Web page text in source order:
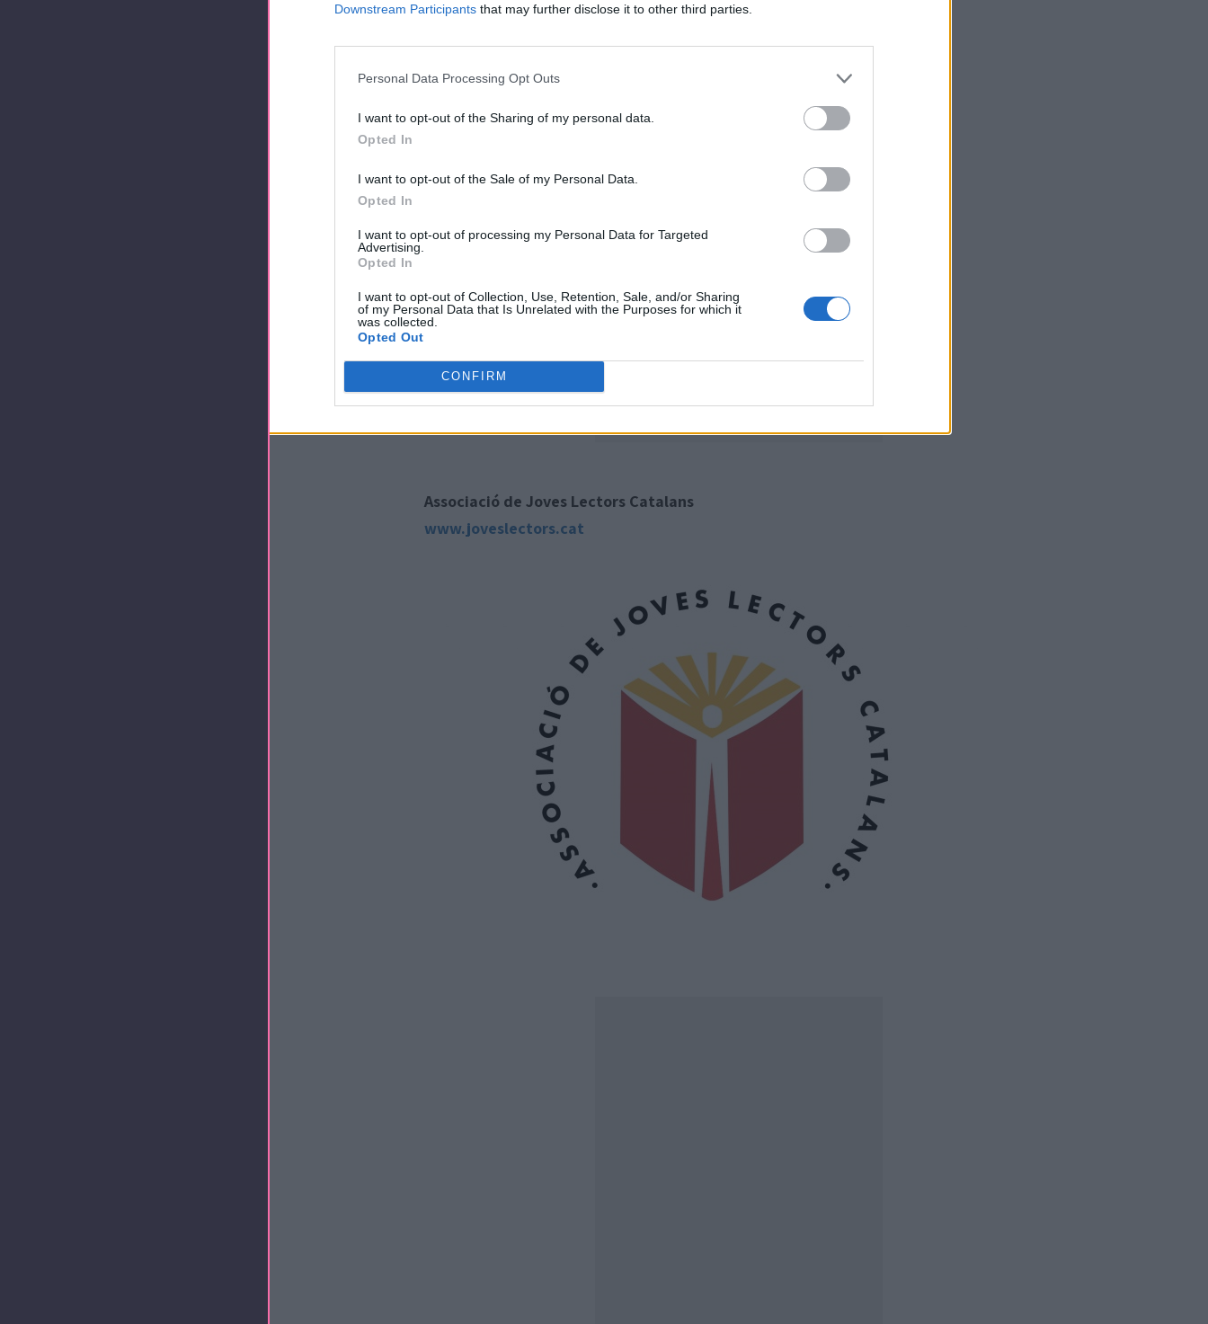
Downstream Participants that may further disclose it to other third parties.
Personal Data Processing Opt Outs
I want to opt-out of the Sharing of my personal data.
Opted In
I want to opt-out of the Sale of my Personal Data.
Opted In
I want to opt-out of processing my Personal Data for Targeted
Advertising.
Opted In
I want to opt-out of Collection, Use, Retention, Sale, and/or Sharing
of my Personal Data that Is Unrelated with the Purposes for which it
was collected.
Opted Out
CONFIRM
Associació de Joves Lectors Catalans
www.joveslectors.cat